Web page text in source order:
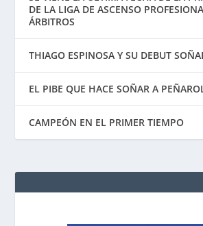
DE LA LIGA DE ASCENSO
ÁRBITROS
THIAGO ESPINOSA Y SU DEBUT
EL PIBE QUE HACE SOÑAR A
CAMPEÓN EN EL PRIMER TIEMPO